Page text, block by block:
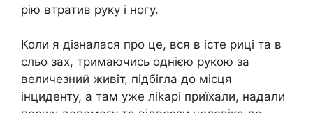
рію втратив руку і ногу.
Коли я дізналася про це, вся в істе риці та в
сльо зах, тримаючись однією рукою за
величезний живіт, підбігла до місця
інциденту, а там уже ліkарі приїхали, надали